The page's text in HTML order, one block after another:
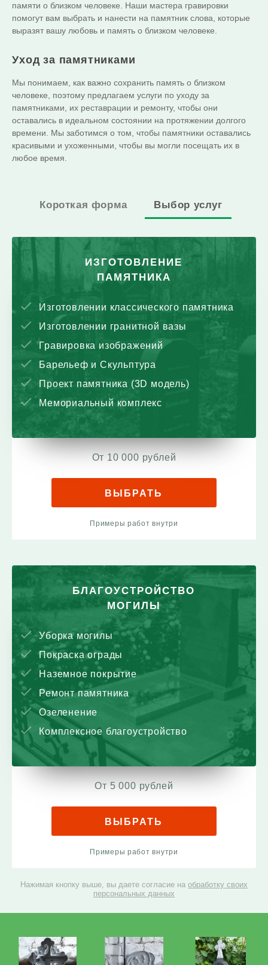
памяти о близком человеке. Наши мастера гравировки
помогут вам выбрать и нанести на памятник слова, которые
выразят вашу любовь и память о близком человеке.
Уход за памятниками
Мы понимаем, как важно сохранить память о близком
человеке, поэтому предлагаем услуги по уходу за
памятниками, их реставрации и ремонту, чтобы они
оставались в идеальном состоянии на протяжении долгого
времени. Мы заботимся о том, чтобы памятники оставались
красивыми и ухоженными, чтобы вы могли посещать их в
любое время.
Короткая форма Выбор услуг
ИЗГОТОВЛЕНИЕ
ПАМЯТНИКА
Изготовлении классического памятника
Изготовлении гранитной вазы
Гравировка изображений
Барельеф и Скульптура
Проект памятника (3D модель)
Мемориальный комплекс
От 10 000 рублей
ВЫБРАТЬ
Примеры работ внутри
БЛАГОУСТРОЙСТВО
МОГИЛЫ
Уборка могилы
Покраска ограды
Наземное покрытие
Ремонт памятника
Озеленение
Комплексное благоустройство
От 5 000 рублей
ВЫБРАТЬ
Примеры работ внутри
Нажимая кнопку выше, вы даете согласие на обработку своих
персональных данных